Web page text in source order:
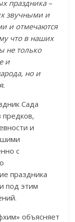
праздника –
звучными и
и отмечаются
что в наших
не только
и
но и
Сада
предков,
и
с
праздника
под этим
объясняет